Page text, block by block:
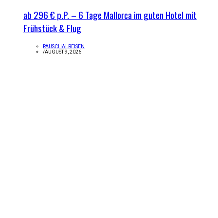
ab 296 € p.P. – 6 Tage Mallorca im guten Hotel mit
Frühstück & Flug
PAUSCHALREISEN
/AUGUST 9, 2026